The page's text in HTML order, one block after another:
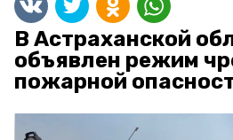
В Астраханской
объявлен режим
пожарной